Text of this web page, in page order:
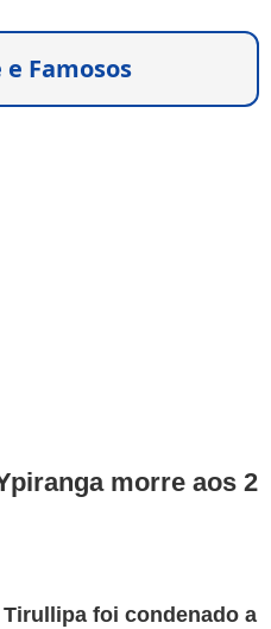
Famosos
morre aos 2
Tirullipa foi condenado a